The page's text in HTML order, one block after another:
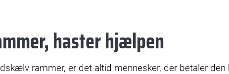
haster hjælpen
rammer, er det altid mennesker, der betaler den